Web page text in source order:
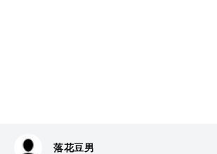
落花豆男